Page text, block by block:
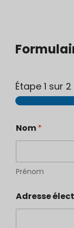
Étape 1 sur 2
e
c
t
s
r
m
Nom*
Prénom
Adresse